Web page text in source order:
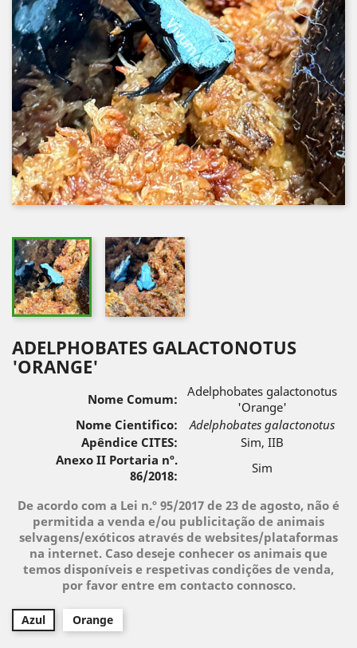
ADELPHOBATES GALACTONOTUS
'ORANGE'
Nome Comum:
Adelphobates galactonotus
'Orange'
Nome Cientifico:
Adelphobates galactonotus
Apêndice CITES:
Sim, IIB
Anexo II Portaria nº.
86/2018:
Sim
De acordo com a Lei n.º 95/2017 de 23 de agosto, não é
permitida a venda e/ou publicitação de animais
selvagens/exóticos através de websites/plataformas
na internet. Caso deseje conhecer os animais que
temos disponíveis e respetivas condições de venda,
por favor entre em contacto connosco.
Azul Orange